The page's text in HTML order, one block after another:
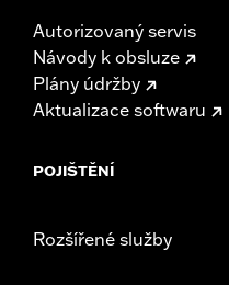
Autorizovaný servis
Návody k obsluze
Plány údržby
Aktualizace softwaru
POJIŠTĚNÍ
Rozšířené služby